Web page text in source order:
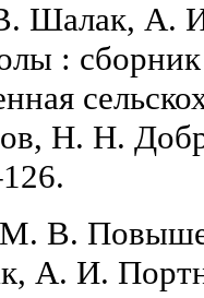
Шалак, А.
: сборник
Н. Н.
В.
А. И.